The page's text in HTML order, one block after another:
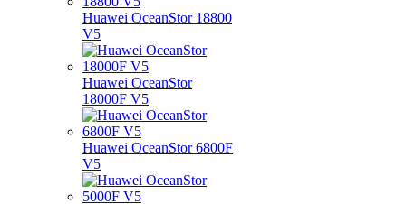
Huawei OceanStor 18800
V5
Huawei OceanStor
18000F V5
Huawei OceanStor 6800F
V5